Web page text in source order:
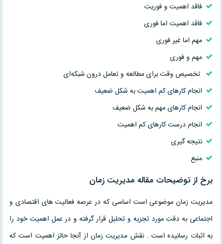
فاقد اهمیت و فوریت
فاقد اهمیت اما فوری
مهم اما غیر فوری
مهم و فوری
تخصیص وقت برای مطالعه و تعامل درون شبكه‌ای
انجام كارهای كم اهمیت به شكل ضعیف
انجام كارهای مهم به شكل ضعیف
انجام درست كارهای كم اهمیت
نتیجه گیری
منبع
برخ از توضیحات مقاله مدیریت زمان
مدیریت زمان موضوعی است اساسی که در عرصه فعالیت های اقتصادی و
اجتماعی به دقت مورد تجزیه و تحلیل قرار گرفته و در عمل اهمیت خود را
به اثبات رسانیده است . نقش مدیریت زمان از آنجا حائز اهمیت است که